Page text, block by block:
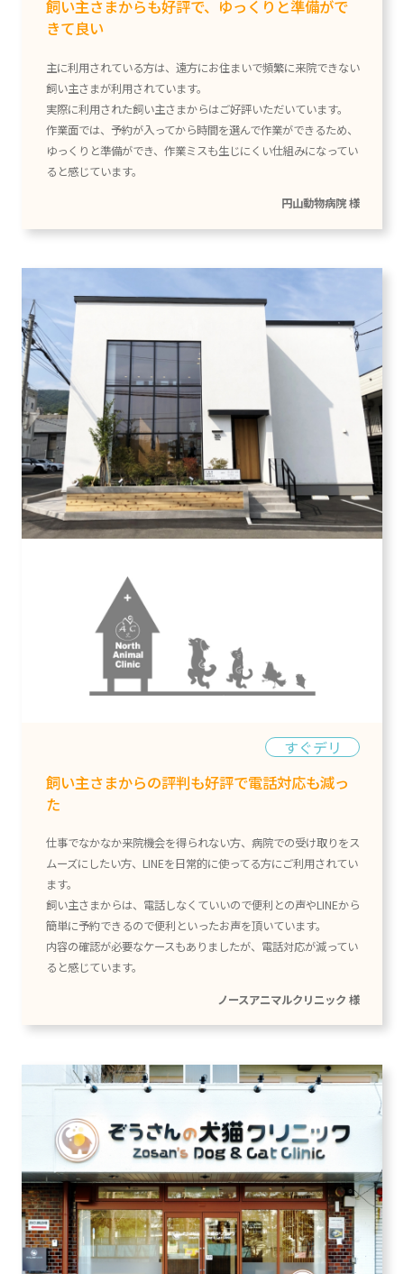
飼い主さまからも好評で、ゆっくりと準備がで
きて良い
主に利用されている方は、遠方にお住まいで頻繁に来院できない
飼い主さまが利用されています。
実際に利用された飼い主さまからはご好評いただいています。
作業面では、予約が入ってから時間を選んで作業ができるため、
ゆっくりと準備ができ、作業ミスも生じにくい仕組みになってい
ると感じています。
円山動物病院 様
すぐデリ
飼い主さまからの評判も好評で電話対応も減っ
た
仕事でなかなか来院機会を得られない方、病院での受け取りをス
ムーズにしたい方、LINEを日常的に使ってる方にご利用されてい
ます。
飼い主さまからは、電話しなくていいので便利との声やLINEから
簡単に予約できるので便利といったお声を頂いています。
内容の確認が必要なケースもありましたが、電話対応が減ってい
ると感じています。
ノースアニマルクリニック 様